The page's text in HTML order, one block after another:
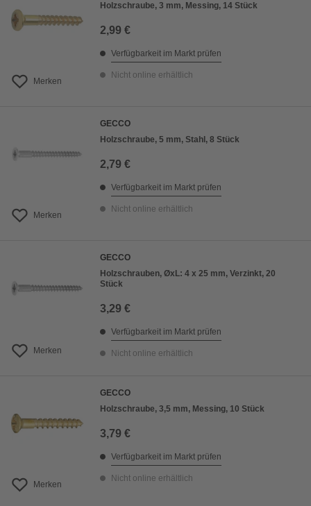
Merken
Holzschraube, 3 mm, Messing, 14 Stück
2,99 €
Verfügbarkeit im Markt prüfen
Nicht online erhältlich
Merken
GECCO
Holzschraube, 5 mm, Stahl, 8 Stück
2,79 €
Verfügbarkeit im Markt prüfen
Nicht online erhältlich
Merken
GECCO
Holzschrauben, ØxL: 4 x 25 mm, Verzinkt, 20
Stück
3,29 €
Verfügbarkeit im Markt prüfen
Nicht online erhältlich
Merken
GECCO
Holzschraube, 3,5 mm, Messing, 10 Stück
3,79 €
Verfügbarkeit im Markt prüfen
Nicht online erhältlich